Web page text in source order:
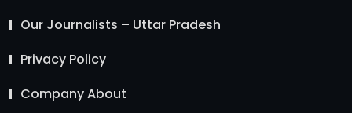
Our Journalists – Uttar Pradesh
Privacy Policy
Company About